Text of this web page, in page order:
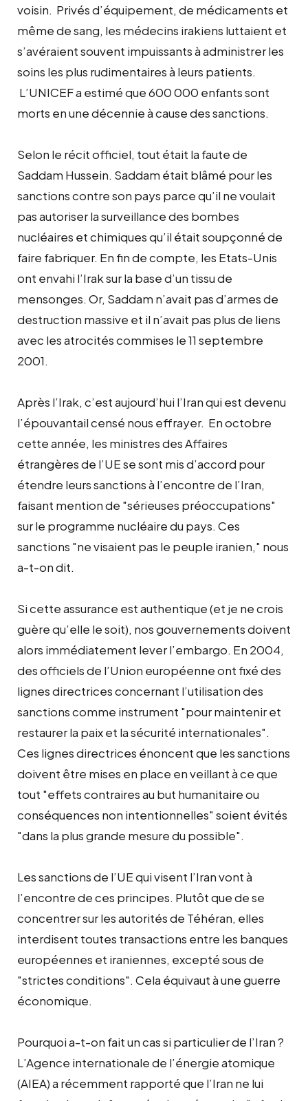
voisin. Privés d’équipement, de médicaments et
même de sang, les médecins irakiens luttaient et
s’avéraient souvent impuissants à administrer les
soins les plus rudimentaires à leurs patients.
L’UNICEF a estimé que 600 000 enfants sont
morts en une décennie à cause des sanctions.
Selon le récit officiel, tout était la faute de
Saddam Hussein. Saddam était blâmé pour les
sanctions contre son pays parce qu’il ne voulait
pas autoriser la surveillance des bombes
nucléaires et chimiques qu’il était soupçonné de
faire fabriquer. En fin de compte, les Etats-Unis
ont envahi l’Irak sur la base d’un tissu de
mensonges. Or, Saddam n’avait pas d’armes de
destruction massive et il n’avait pas plus de liens
avec les atrocités commises le 11 septembre
2001.
Après l’Irak, c’est aujourd’hui l’Iran qui est devenu
l’épouvantail censé nous effrayer. En octobre
cette année, les ministres des Affaires
étrangères de l’UE se sont mis d’accord pour
étendre leurs sanctions à l’encontre de l’Iran,
faisant mention de "sérieuses préoccupations"
sur le programme nucléaire du pays. Ces
sanctions "ne visaient pas le peuple iranien," nous
a-t-on dit.
Si cette assurance est authentique (et je ne crois
guère qu’elle le soit), nos gouvernements doivent
alors immédiatement lever l’embargo. En 2004,
des officiels de l’Union européenne ont fixé des
lignes directrices concernant l’utilisation des
sanctions comme instrument "pour maintenir et
restaurer la paix et la sécurité internationales".
Ces lignes directrices énoncent que les sanctions
doivent être mises en place en veillant à ce que
tout "effets contraires au but humanitaire ou
conséquences non intentionnelles" soient évités
"dans la plus grande mesure du possible".
Les sanctions de l’UE qui visent l’Iran vont à
l’encontre de ces principes. Plutôt que de se
concentrer sur les autorités de Téhéran, elles
interdisent toutes transactions entre les banques
européennes et iraniennes, excepté sous de
"strictes conditions". Cela équivaut à une guerre
économique.
Pourquoi a-t-on fait un cas si particulier de l’Iran ?
L’Agence internationale de l’énergie atomique
(AIEA) a récemment rapporté que l’Iran ne lui